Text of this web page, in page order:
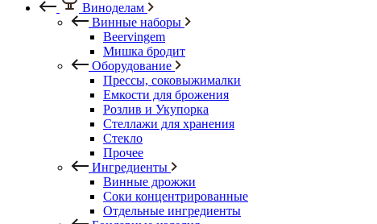
Виноделам
Винные наборы
Beervingem
Мишка бродит
Оборудование
Прессы, соковыжималки
Емкости для брожения
Розлив и Укупорка
Стеллажи для хранения
Стекло
Прочее
Ингредиенты
Винные дрожжи
Соки концентрированные
Отдельные ингредиенты